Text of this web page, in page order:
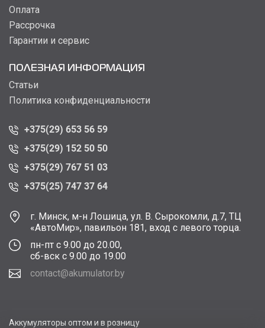
Оплата
Рассрочка
Гарантии и сервис
ПОЛЕЗНАЯ ИНФОРМАЦИЯ
Статьи
Политика конфиденциальности
+375(29) 653 56 59
+375(29) 152 50 50
+375(29) 767 51 03
+375(25) 747 37 64
г. Минск, м-н Лошица, ул. В. Сырокомли, д.7, ТЦ
«АвтоМир», павильон 181, вход с левого торца.
пн-пт с 9.00 до 20.00,
сб-вск с 9.00 до 19.00
contact@akumulator.by
Аккумуляторы оптом и в розницу